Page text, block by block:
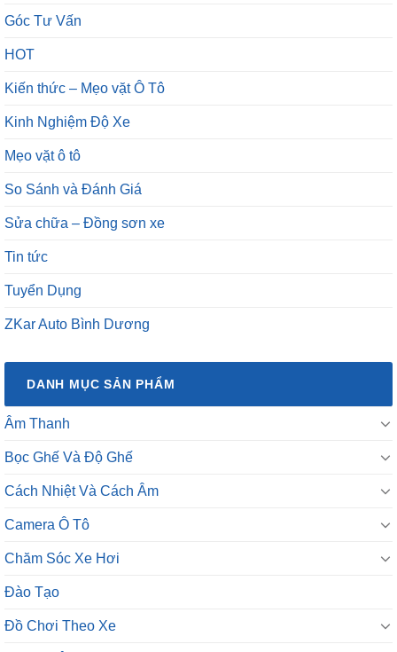
Góc Tư Vấn
HOT
Kiến thức – Mẹo vặt Ô Tô
Kinh Nghiệm Độ Xe
Mẹo vặt ô tô
So Sánh và Đánh Giá
Sửa chữa – Đồng sơn xe
Tin tức
Tuyển Dụng
ZKar Auto Bình Dương
DANH MỤC SẢN PHẨM
Âm Thanh
Bọc Ghế Và Độ Ghế
Cách Nhiệt Và Cách Âm
Camera Ô Tô
Chăm Sóc Xe Hơi
Đào Tạo
Đồ Chơi Theo Xe